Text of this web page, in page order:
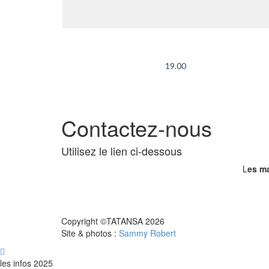
19.00
Contactez-nous
Utilisez le lien ci-dessous
Les
Copyright ©TATANSA 2026
Site & photos : Sammy Robert
les infos 2025